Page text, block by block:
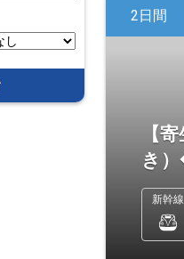
2日間
【
き
新幹線